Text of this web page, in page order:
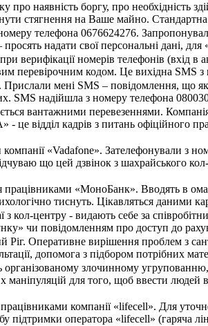
наявність боргу, про необхідність
стягнення на Ваше майно.
телефона 0676624276.
надати свої персональні дані,
верифікації номерів телефонів (вхід
перевірочним кодом. Це вихідна SMS
мені SMS – повідомлення, що
SMS надійшла з номеру телефона
вантажними перевезеннями.
- це відділ кадрів з питань офіційного
«Vadafone». Зателефонували з
що цей дзвінок з шахрайського
працівниками «МоноБанк». Вводять в
тиснуть. Цікавляться даними
з кол-центру - видають себе за
чи повідомленням про доступ до
Оперативне вирішення проблем з
допомога з підбором потрібних
злочинному
маніпуляцій для того, щоб ввести
компанії «lifecell». Для
підтримки оператора «lifecell» (гаряча